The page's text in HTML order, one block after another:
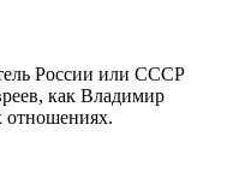
России или СССР
как Владимир